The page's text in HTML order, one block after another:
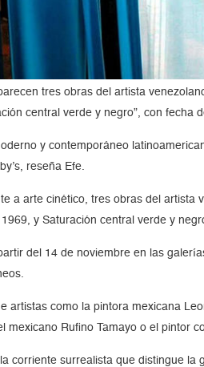
tres obras del artista
central verde y negro”, con fecha
y contemporáneo
reseña Efe.
a arte cinético, tres obras del
y Saturación central verde y
del 14 de noviembre en las
artistas como la pintora mexicana
Rufino Tamayo o el pintor
corriente surrealista que distingue